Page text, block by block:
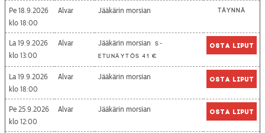
Pe 18.9.2026
18:00
Alvar Jääkärin morsian Täynnä
La 19.9.2026
13:00
Alvar Jääkärin morsian
S-
etunäytös 41 €
Osta liput
La 19.9.2026
18:00
Alvar Jääkärin morsian Osta liput
Pe 25.9.2026
12:00
Alvar Jääkärin morsian Osta liput